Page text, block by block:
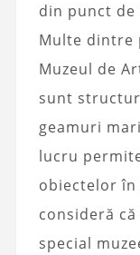
din punct
Multe dintre
Muzeul de
sunt
geamuri
lucru
obiectelor
consideră
special